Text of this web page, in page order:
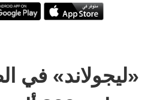
«ليجولاند» في